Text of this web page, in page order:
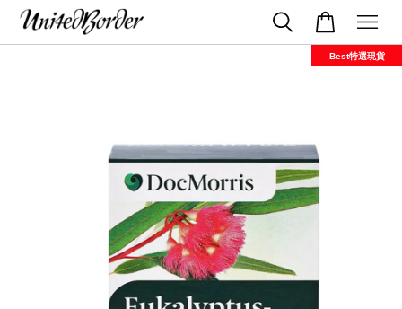
Best特選現貨